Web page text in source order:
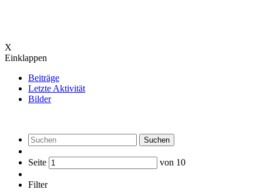
X
Einklappen
Beiträge
Letzte Aktivität
Bilder
Suchen
Seite von 10
Filter